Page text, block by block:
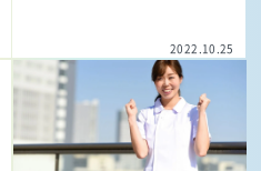
2022.10.25